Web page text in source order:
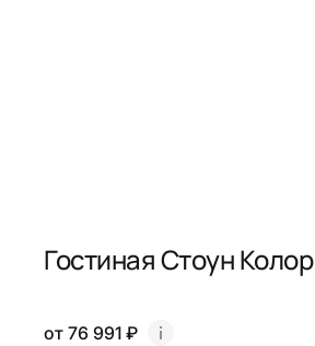
Гостиная Стоун Колор
от 76 991 ₽